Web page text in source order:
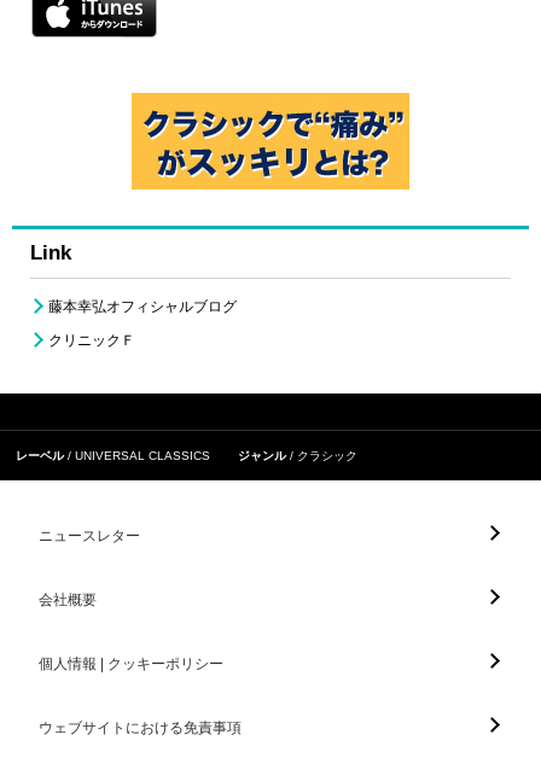
Link
藤本幸弘オフィシャルブログ
クリニックＦ
レーベル UNIVERSAL CLASSICS ジャンル クラシック
ニュースレター
会社概要
個人情報 | クッキーポリシー
ウェブサイトにおける免責事項